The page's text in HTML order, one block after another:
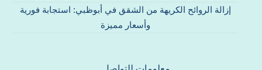
إزالة الروائح الكريهة من الشقق في أبوظبي: استجابة فورية
وأسعار مميزة